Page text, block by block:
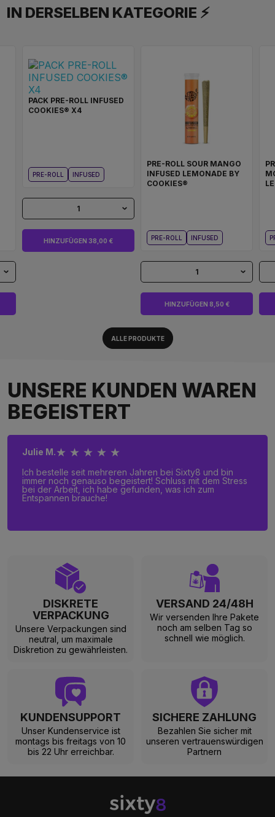
IN DERSELBEN KATEGORIE ⚡
PACK PRE-ROLL INFUSED
COOKIES® X4
PRE-ROLL INFUSED
1
HINZUFÜGEN 38,00 €
PRE-ROLL SOUR MANGO
INFUSED LEMONADE BY
COOKIES®
PRE-ROLL INFUSED
1
HINZUFÜGEN 8,50 €
ALLE PRODUKTE
UNSERE KUNDEN WAREN
BEGEISTERT
Julie M.★ ★ ★ ★ ★
Ich bestelle seit mehreren Jahren bei Sixty8 und bin
immer noch genauso begeistert! Schluss mit dem Stress
bei der Arbeit, ich habe gefunden, was ich zum
Entspannen brauche!
DISKRETE
VERPACKUNG
Unsere Verpackungen sind
neutral, um maximale
Diskretion zu gewährleisten.
VERSAND 24/48H
Wir versenden Ihre Pakete
noch am selben Tag so
schnell wie möglich.
KUNDENSUPPORT
Unser Kundenservice ist
montags bis freitags von 10
bis 22 Uhr erreichbar.
SICHERE ZAHLUNG
Bezahlen Sie sicher mit
unseren vertrauenswürdigen
Partnern